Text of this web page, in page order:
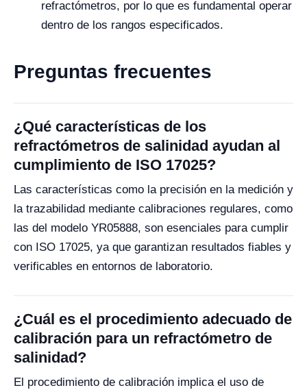
refractómetros, por lo que es fundamental operar
dentro de los rangos especificados.
Preguntas frecuentes
¿Qué características de los
refractómetros de salinidad ayudan al
cumplimiento de ISO 17025?
Las características como la precisión en la medición y
la trazabilidad mediante calibraciones regulares, como
las del modelo YR05888, son esenciales para cumplir
con ISO 17025, ya que garantizan resultados fiables y
verificables en entornos de laboratorio.
¿Cuál es el procedimiento adecuado de
calibración para un refractómetro de
salinidad?
El procedimiento de calibración implica el uso de